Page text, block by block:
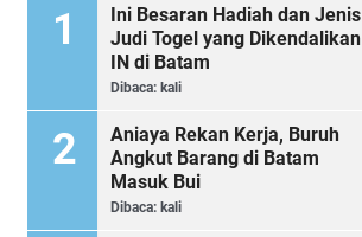
Ini Besaran Hadiah dan Jenis
Judi Togel yang Dikendalikan
IN di Batam
Dibaca: kali
Aniaya Rekan Kerja, Buruh
Angkut Barang di Batam
Masuk Bui
Dibaca: kali